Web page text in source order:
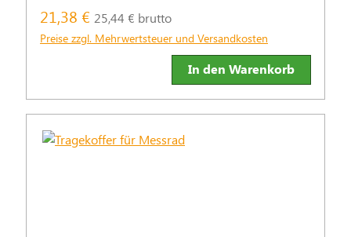
geeignet. Erlaubt schnelle und präzise Zählungen.
21,38 € 25,44 € brutto
Preise zzgl. Mehrwertsteuer und Versandkosten
In den Warenkorb